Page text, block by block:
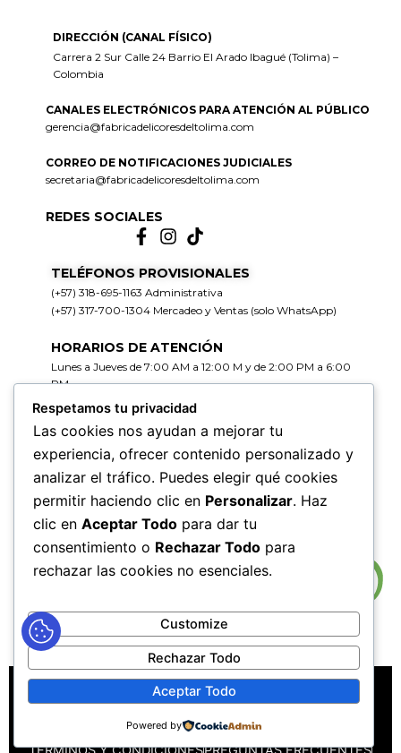
DIRECCIÓN (CANAL FÍSICO)
Carrera 2 Sur Calle 24 Barrio El Arado Ibagué (Tolima) –
Colombia
CANALES ELECTRÓNICOS PARA ATENCIÓN AL PÚBLICO
gerencia@fabricadelicoresdeltolima.com
CORREO DE NOTIFICACIONES JUDICIALES
secretaria@fabricadelicoresdeltolima.com
REDES SOCIALES
TELÉFONOS PROVISIONALES
(+57) 318-695-1163 Administrativa
(+57) 317-700-1304 Mercadeo y Ventas (solo WhatsApp)
HORARIOS DE ATENCIÓN
Lunes a Jueves de 7:00 AM a 12:00 M y de 2:00 PM a 6:00
PM
Viernes de 7:00 AM a 12:00 M y de 2:00 PM a 5:00 PM
HORARIOS DE RADICACIÓN DE
CORRESPONDENCIA
Lunes a Jueves de 7:30 AM a 11:30 AM y de 2:00 PM a 5:00
PM
MAPA DEL SITIOPOLÍTICAS DE PRIVACIDAD
POLÍTICAS DE DERECHOS DE AUTOR
POLÍTICA DE TRATAMIENTO DE DATOS PERSONALES
Respetamos tu privacidad
Las cookies nos ayudan a mejorar tu
experiencia, ofrecer contenido personalizado y
analizar el tráfico. Puedes elegir qué cookies
permitir haciendo clic en Personalizar. Haz
clic en Aceptar Todo para dar tu
consentimiento o Rechazar Todo para
rechazar las cookies no esenciales.
Customize
Rechazar Todo
Aceptar Todo
Powered by